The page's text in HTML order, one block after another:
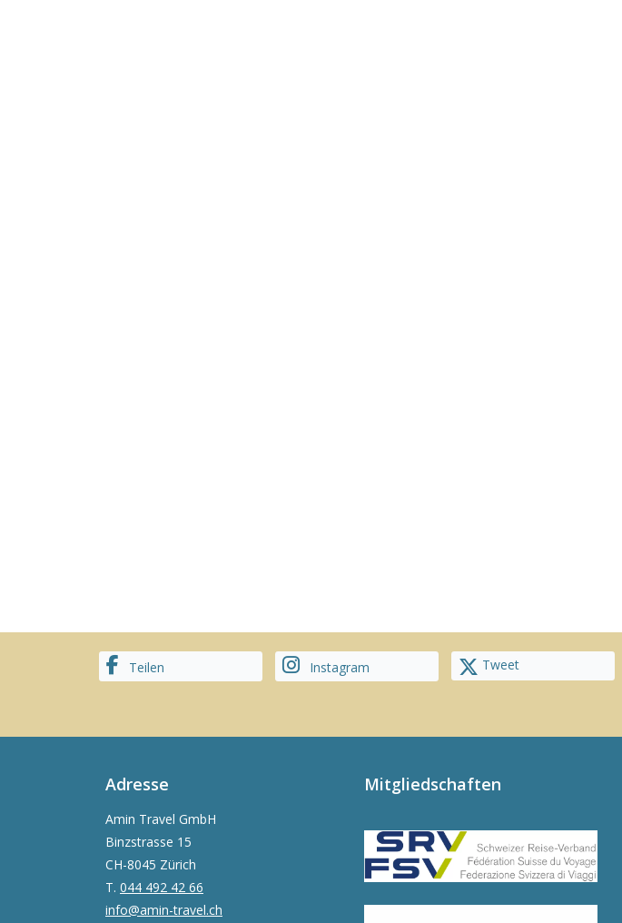
Teilen Instagram Tweet
Adresse
Amin Travel GmbH
Binzstrasse 15
CH-8045 Zürich
T. 044 492 42 66
info@amin-travel.ch
Mitgliedschaften